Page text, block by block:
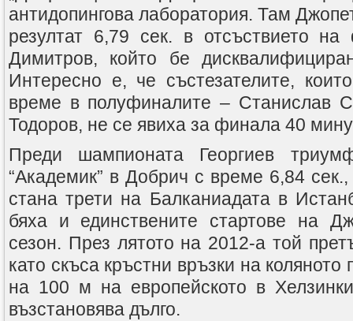
антидопингова лаборатория. Там
резултат 6,79 сек. в отсъствието
Димитров, който бе
Интересно е, че състезателите,
време в полуфиналите – Станислав
Тодоров, не се явиха за финала 40
Преди шампионата Георгиев
“Академик” в Добрич с време 6,84
стана трети на Балканиадата в
бяха и единствените стартове на
сезон. През лятото на 2012-а той
като скъса кръстни връзки на
на 100 м на европейското в
възстановява дълго.